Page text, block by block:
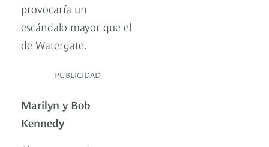
provocaría un
escándalo mayor que el
de Watergate.
PUBLICIDAD
Marilyn y Bob
Kennedy